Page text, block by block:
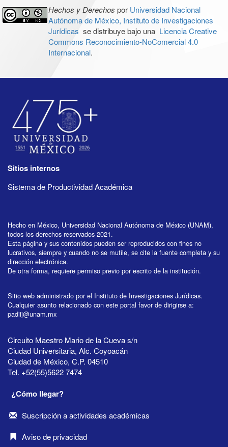
Hechos y Derechos por Universidad Nacional
Autónoma de México, Instituto de Investigaciones
Jurídicas se distribuye bajo una Licencia Creative
Commons Reconocimiento-NoComercial 4.0
Internacional.
Sitios internos
Sistema de Productividad Académica
Hecho en México, Universidad Nacional Autónoma de México (UNAM),
todos los derechos reservados 2021.
Esta página y sus contenidos pueden ser reproducidos con fines no
lucrativos, siempre y cuando no se mutile, se cite la fuente completa y su
dirección electrónica.
De otra forma, requiere permiso previo por escrito de la institución.
Sitio web administrado por el Instituto de Investigaciones Jurídicas.
Cualquier asunto relacionado con este portal favor de dirigirse a:
padiij@unam.mx
Circuito Maestro Mario de la Cueva s/n
Ciudad Universitaria, Alc. Coyoacán
Ciudad de México, C.P. 04510
Tel. +52(55)5622 7474
¿Cómo llegar?
Suscripción a actividades académicas
Aviso de privacidad